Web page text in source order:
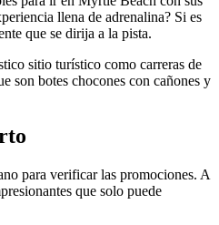
llena de adrenalina? Si es
que se dirija a la pista.
sitio turístico como carreras de
son botes chocones con cañones y
para verificar las promociones. A
que solo puede